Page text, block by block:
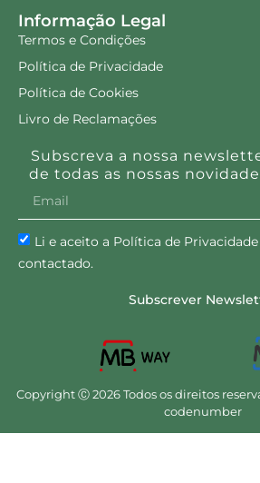
Informação Legal
Termos e Condições
Política de Privacidade
Política de Cookies
Livro de Reclamações
Subscreva a nossa
de todas as nossas
Li e aceito a Política de
contactado.
Subscrever
Copyright Ⓒ 2026 Todos os direitos
codenumber